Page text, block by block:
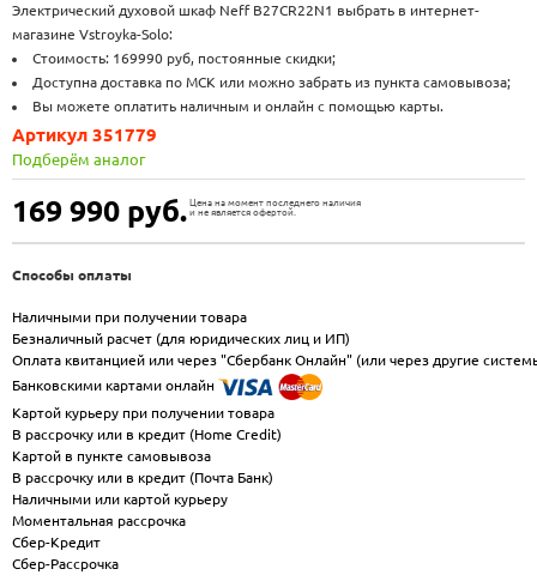
Электрический духовой шкаф Neff B27CR22N1 выбрать в интернет-
магазине Vstroyka-Solo:
Стоимость: 169990 руб, постоянные скидки;
Доступна доставка по МСК или можно забрать из пункта самовывоза;
Вы можете оплатить наличным и онлайн с помощью карты.
169 990 руб. Цена на момент последнего наличия
и не является офертой.
Артикул 351779
Подберём аналог
Способы оплаты
Наличными при получении товара
Безналичный расчет (для юридических лиц и ИП)
Оплата квитанцией или через "Сбербанк Онлайн" (или через другие
Банковскими картами онлайн
Картой курьеру при получении товара
В рассрочку или в кредит (Home Credit)
Картой в пункте самовывоза
В рассрочку или в кредит (Почта Банк)
Наличными или картой курьеру
Моментальная рассрочка
Сбер-Кредит
Сбер-Рассрочка